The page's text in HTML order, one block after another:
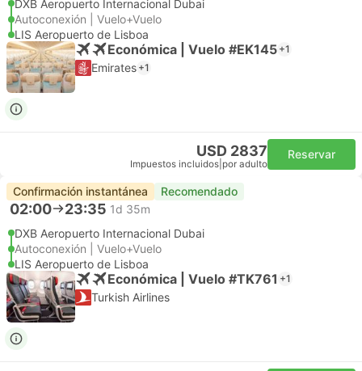
DXB Aeropuerto Internacional Dubai
Autoconexión | Vuelo+Vuelo
LIS Aeropuerto de Lisboa
Económica | Vuelo #EK145 +1
Emirates +1
USD 2837
Impuestos incluidos por adulto
Reservar
Confirmación instantánea Recomendado
02:00 23:35 1d 35m
DXB Aeropuerto Internacional Dubai
Autoconexión | Vuelo+Vuelo
LIS Aeropuerto de Lisboa
Económica | Vuelo #TK761 +1
Turkish Airlines